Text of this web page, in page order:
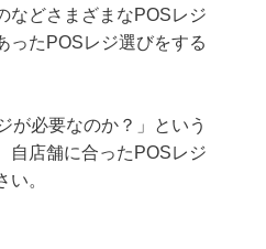
などさまざまなPOSレジ
ったPOSレジ選びをする
が必要なのか？」という
自店舗に合ったPOSレジ
。